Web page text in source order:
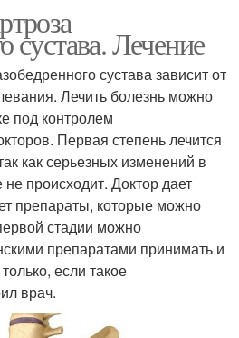
сустава. Лечение
сустава зависит от
Лечить болезнь можно
под контролем
Первая степень лечится
как серьезных изменений в
происходит. Доктор дает
препараты, которые можно
стадии можно
препаратами принимать и
если такое
врач.